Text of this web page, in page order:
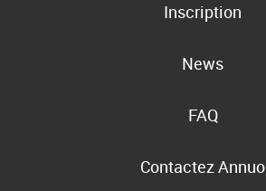
Inscription
News
FAQ
Contactez Annuo